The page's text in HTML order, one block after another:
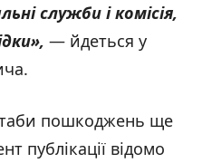
служби і комісія,
— йдеться у
пошкоджень ще
публікації відомо